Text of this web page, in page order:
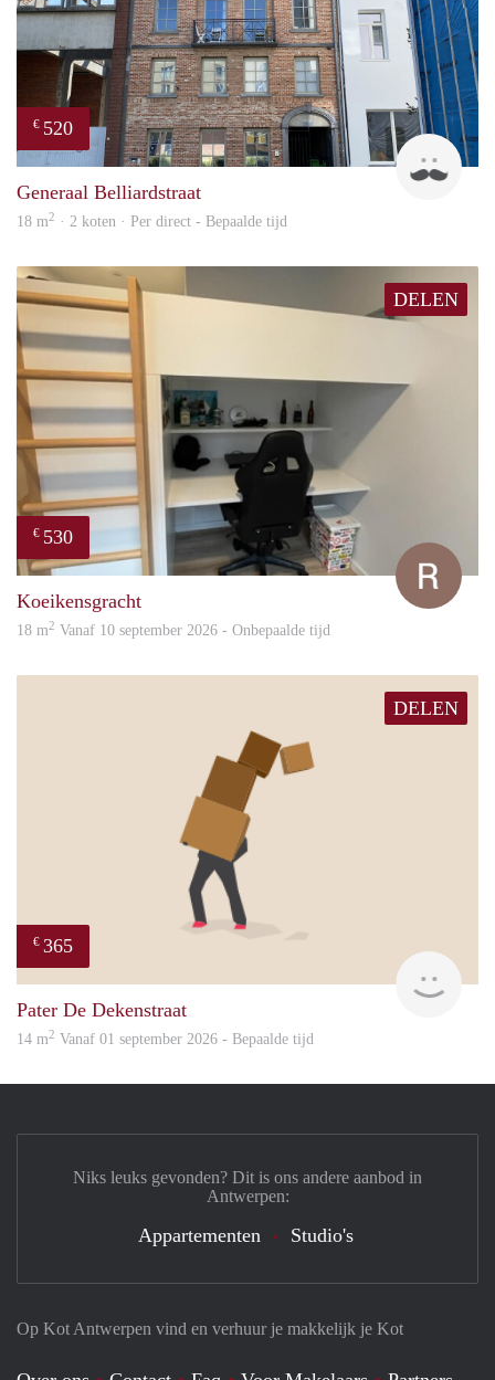
€ 520
Tom
Generaal Belliardstraat
18 m2 · 2 koten · Per direct - Bepaalde tijd
DELEN
€ 530
Koeikensgracht
18 m2 Vanaf 10 september 2026 - Onbepaalde tijd
DELEN
€ 365
Pater De Dekenstraat
14 m2 Vanaf 01 september 2026 - Bepaalde tijd
Op Kot Antwerpen vind en verhuur je makkelijk je Kot
Niks leuks gevonden? Dit is ons andere aanbod in
Antwerpen:
Appartementen Studio's